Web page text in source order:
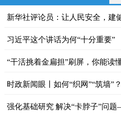
新华社评论员：让人民安全，建
习近平这个讲话为何“十分重要”
“干活挑着金扁担”刷屏，你能读
时政新闻眼丨如何“织网”“筑墙”
强化基础研究 解决“卡脖子”问